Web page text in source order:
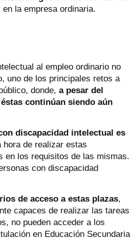
la empresa ordinaria.
al empleo ordinario no
uno de los principales retos a
donde,a pesar del
continúan siendo aún
discapacidad intelectual es
de realizar estas
en los requisitos de las mismas.
con discapacidad
de acceso a estas plazas,
capaces de realizar las tareas
no pueden acceder a los
en Educación Secundaria